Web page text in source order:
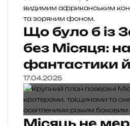
Що було б із
без Місяця:
фантастики
17.04.2025